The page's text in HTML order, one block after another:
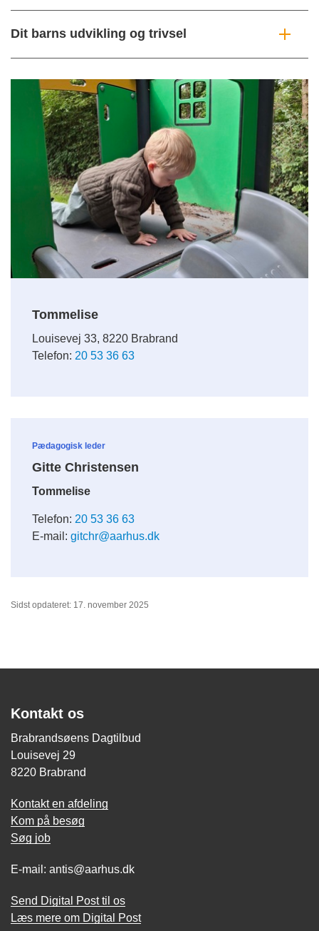
Dit barns udvikling og trivsel
Tommelise
Louisevej 33, 8220 Brabrand
Telefon: 20 53 36 63
Pædagogisk leder
Gitte Christensen
Tommelise
Telefon: 20 53 36 63
E-mail: gitchr@aarhus.dk
Sidst opdateret: 17. november 2025
Kontakt os
Brabrandsøens Dagtilbud
Louisevej 29
8220 Brabrand
Kontakt en afdeling
Kom på besøg
Søg job
E-mail: antis@aarhus.dk
Send Digital Post til os
Læs mere om Digital Post